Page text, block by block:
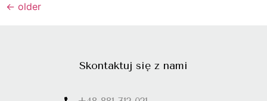
← older
Skontaktuj się z nami